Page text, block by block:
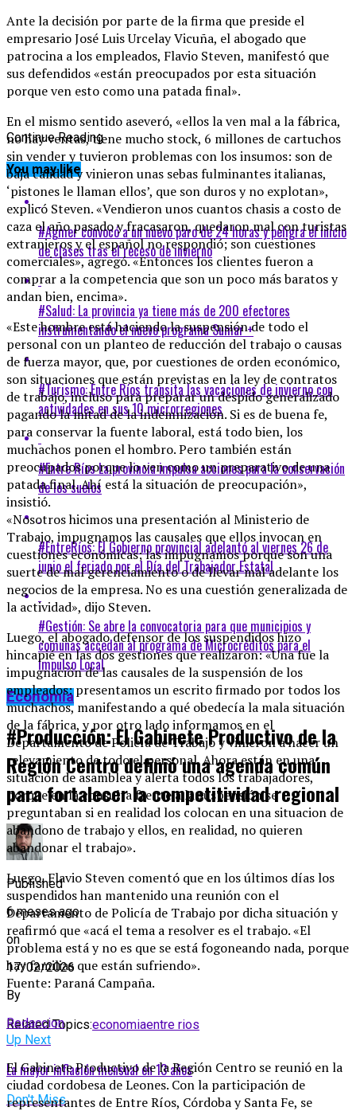
Ante la decisión por parte de la firma que preside el
empresario José Luis Urcelay Vicuña, el abogado que
patrocina a los empleados, Flavio Steven, manifestó que
sus defendidos «están preocupados por esta situación
porque ven esto como una patada final».
En el mismo sentido aseveró, «ellos la ven mal a la fábrica,
no hay ventas, tiene mucho stock, 6 millones de cartuchos
sin vender y tuvieron problemas con los insumos: son de
baja calidad y vinieron unas sebas fulminantes italianas,
‘pistones le llaman ellos’, que son duros y no explotan»,
explicó Steven. «Vendieron unos cuantos chasis a costo de
caza el año pasado y fracasaron, quedaron mal con turistas
extranjeros y el español no respondió; son cuestiones
comerciales», agregó. «Entonces los clientes fueron a
comprar a la competencia que son un poco más baratos y
andan bien, encima».
«Este hombre está haciendo la suspensión de todo el
personal con un planteo de reducción del trabajo o causas
de fuerza mayor, que, por cuestiones de orden económico,
son situaciones que están previstas en la ley de contratos
de trabajo, incluso para preparar un despido generalizado
pagando la mitad de la indemnización. Si es de buena fe,
para conservar la fuente laboral, está todo bien, los
muchachos ponen el hombro. Pero también están
preocupados porque lo ven como un preparativo de una
patada final. Ahí está la situación de preocupación»,
insistió.
«Nosotros hicimos una presentación al Ministerio de
Trabajo, impugnamos las causales que ellos invocan en
cuestiones económicas; las impugnamos porque son una
suerte de mal gerenciamiento o de llevar mal adelante los
negocios de la empresa. No es una cuestión generalizada de
la actividad», dijo Steven.
Luego, el abogado defensor de los suspendidos hizo
hincapié en las dos gestiones que realizaron: «Una fue la
impugnación de las causales de la suspensión de los
empleados: presentamos un escrito firmado por todos los
muchachos, manifestando a qué obedecía la mala situación
de la fábrica, y por otro lado informamos en el
Departamento de Policía de Trabajo y vinieron a hacer un
relevamiento de todo el personal. Ahora están en una
situación de asamblea y alerta todos los trabajadores,
porque en la consulta frente a la suspensión se
preguntaban si en realidad los colocan en una situacion de
abandono de trabajo y ellos, en realidad, no quieren
abandonar el trabajo».
Luego, Flavio Steven comentó que en los últimos días los
suspendidos han mantenido una reunión con el
Departamento de Policía de Trabajo por dicha situación y
reafirmó que «acá el tema a resolver es el trabajo. «El
problema está y no es que se está fogoneando nada, porque
hay familias que están sufriendo».
Fuente: Paraná Campaña.
Related Topics:economiaentre rios
Up Next
La mayor inflación mensual en 13 años
Don't Miss
Continue Reading
You may like
#Agmer convocó a un nuevo paro de 24 horas y peligra el inicio
de clases tras el receso de invierno
#Salud: La provincia ya tiene más de 200 efectores
instrumentando el nuevo programa Sumar +
#Turismo: Entre Ríos transita las vacaciones de invierno con
actividades en sus 10 microrregiones
#Entre Ríos La provincia impulsa acciones para la conservación
de los suelos
#EntreRíos: El Gobierno provincial adelantó al viernes 26 de
junio el feriado por el Día del Trabajador Estatal
#Gestión: Se abre la convocatoria para que municipios y
comunas accedan al programa de Microcréditos para el
Impulso Local
Economía
#Producción: El Gabinete Productivo de la
Región Centro definió una agenda común
para fortalecer la competitividad regional
Published
6 meses ago
on
17/02/2026
By
Redaccion
El Gabinete Productivo de la Región Centro se reunió en la
ciudad cordobesa de Leones. Con la participación de
representantes de Entre Ríos, Córdoba y Santa Fe, se